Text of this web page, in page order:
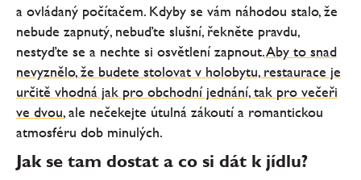
a ovládaný počítačem. Kdyby se vám náhodou stalo, že
nebude zapnutý, nebuďte slušní, řekněte pravdu,
nestyďte se a nechte si osvětlení zapnout.Aby to snad
nevyznělo, že budete stolovat v holobytu, restaurace je
určitě vhodná jak pro obchodní jednání, tak pro večeři
ve dvou, ale nečekejte útulná zákoutí a romantickou
atmosféru dob minulých.
Jak se tam dostat a co si dát k jídlu?